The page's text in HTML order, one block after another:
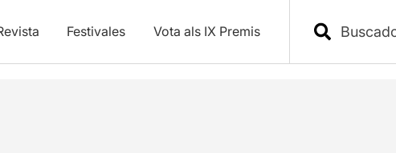
Festivales Vota als IX Premis